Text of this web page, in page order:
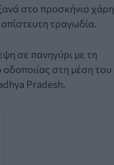
στο προσκήνιο χάρη
τραγωδία.
σε πανηγύρι με τη
στη μέση του
Pradesh.